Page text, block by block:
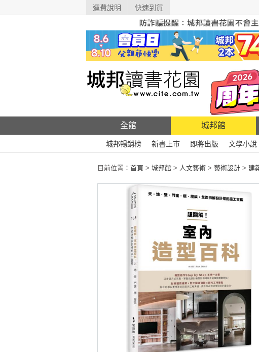
運費說明 快速到貨
全館 城邦館
城邦暢銷榜 新書上市 即將出版 文學小說
目前位置： 首頁 > 城邦館 > 人文藝術 > 藝術設計 > 建